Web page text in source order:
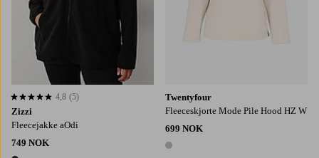
Zizzi
Fleecejakke aOdi
749 NOK
4,8 basert på 5 karaktergivninger
4,8 (5)
Twentyfour
Fleeceskjorte Mode Pile Hood HZ W
699 NOK
1 farge